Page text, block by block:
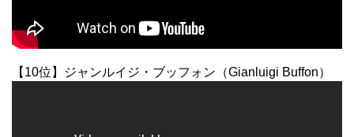
【10位】ジャンルイジ・ブッフォン（Gianluigi Buffon）